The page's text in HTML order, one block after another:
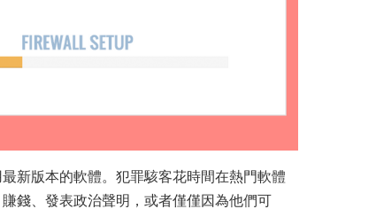
新版本的軟體。犯罪駭客花時間在熱門軟體
錢、發表政治聲明，或者僅僅因為他們可